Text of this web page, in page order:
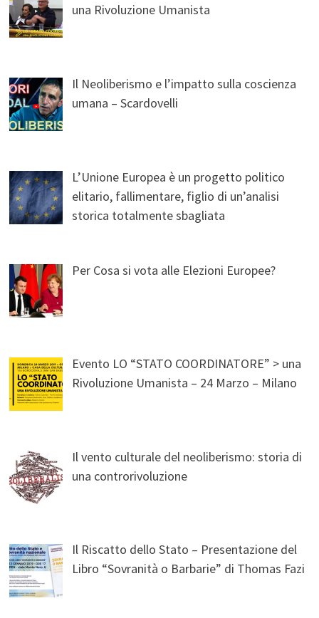
una Rivoluzione Umanista
Il Neoliberismo e l’impatto sulla coscienza
umana – Scardovelli
L’Unione Europea è un progetto politico
elitario, fallimentare, figlio di un’analisi
storica totalmente sbagliata
Per Cosa si vota alle Elezioni Europee?
Evento LO “STATO COORDINATORE” > una
Rivoluzione Umanista – 24 Marzo – Milano
Il vento culturale del neoliberismo: storia di
una controrivoluzione
Il Riscatto dello Stato – Presentazione del
Libro “Sovranità o Barbarie” di Thomas Fazi